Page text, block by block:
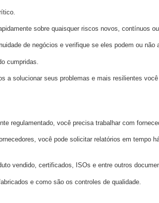
sobre quaisquer riscos novos, contínuos
de negócios e verifique se eles podem ou não
cumpridas.
a solucionar seus problemas e mais resilientes
regulamentado, você precisa trabalhar com
você pode solicitar relatórios em tempo
vendido, certificados, ISOs e entre outros
e como são os controles de qualidade.